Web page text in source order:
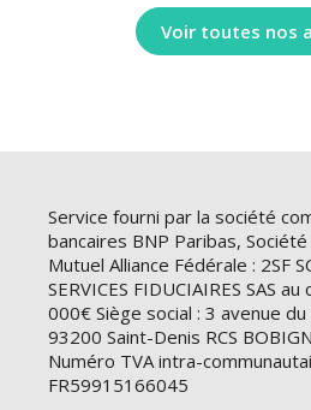
Voir toutes nos
Service fourni par la société
bancaires BNP Paribas,
Mutuel Alliance Fédérale : 2SF
SERVICES FIDUCIAIRES SAS
000€ Siège social : 3 avenue
93200 Saint-Denis RCS
Numéro TVA intra-
FR59915166045